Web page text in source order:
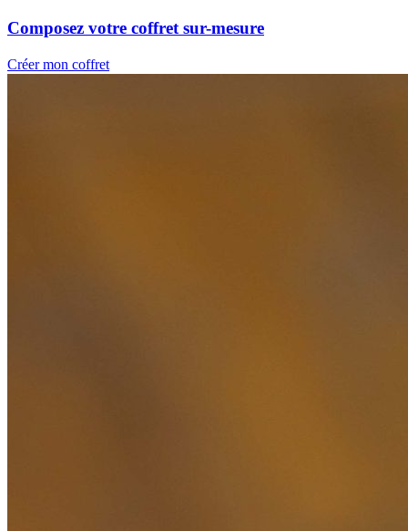
Composez votre coffret sur-mesure
Créer mon coffret